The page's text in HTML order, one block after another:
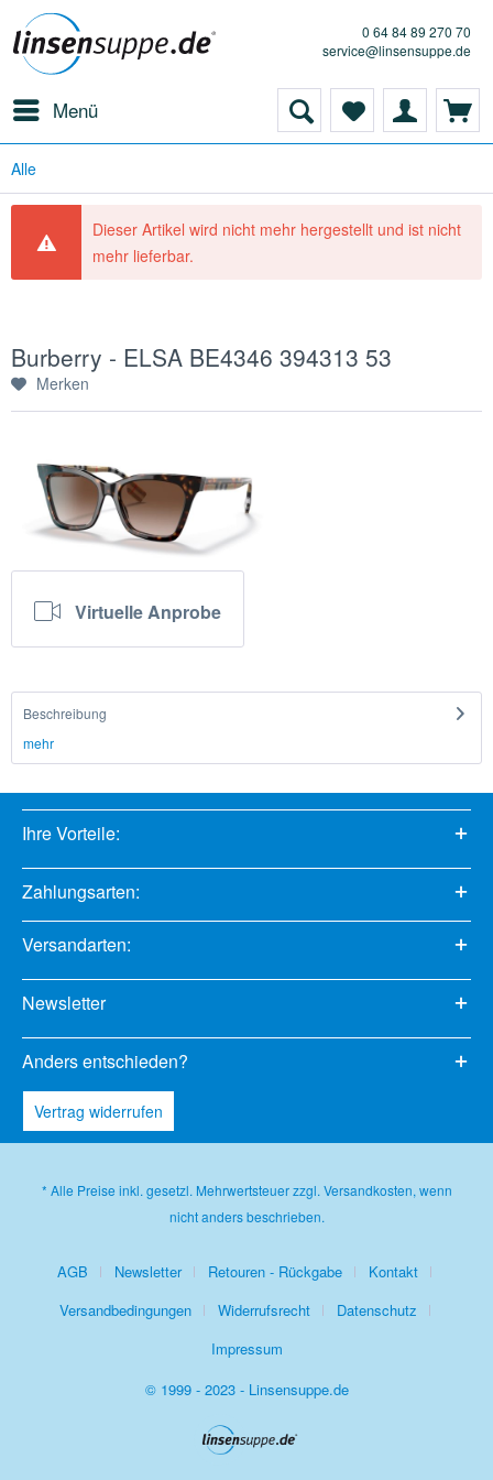
0 64 84 89 270 70
service@linsensuppe.de
Menü
Alle
Dieser Artikel wird nicht mehr hergestellt und ist nicht
mehr lieferbar.
Burberry - ELSA BE4346 394313 53
Merken
Virtuelle Anprobe
Beschreibung
mehr
Ihre Vorteile:
Zahlungsarten:
Versandarten:
Newsletter
Anders entschieden?
Vertrag widerrufen
* Alle Preise inkl. gesetzl. Mehrwertsteuer zzgl. Versandkosten, wenn
nicht anders beschrieben.
AGB Newsletter Retouren - Rückgabe
Kontakt
Versandbedingungen
Widerrufsrecht
Datenschutz
Impressum
© 1999 - 2023 - Linsensuppe.de